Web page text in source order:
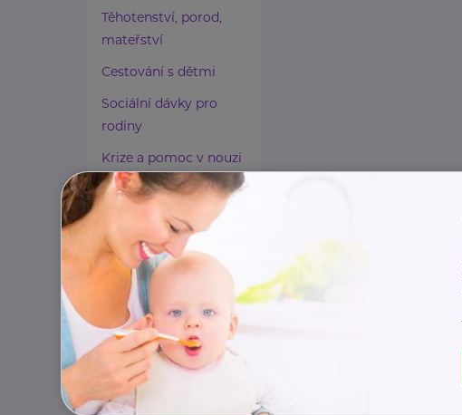
Těhotenství, porod,
mateřství
Cestování s dětmi
Sociální dávky pro
rodiny
Krize a pomoc v nouzi
Paliativní péče
Rady a tipy
Harmonie duše a těla
Zaměstnávání osob ze
zdravotním
postižením
Lázeňství a wellness
Zdravé spaní a sezení